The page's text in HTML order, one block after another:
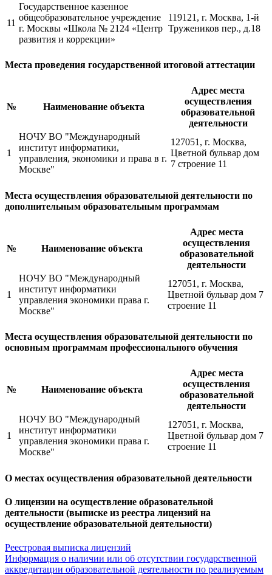
11
Государственное казенное
общеобразовательное учреждение
г. Москвы «Школа № 2124 «Центр
развития и коррекции»
119121, г. Москва, 1-й
Тружеников пер., д.18
Места проведения государственной итоговой аттестации
№ Наименование объекта
Адрес места
осуществления
образовательной
деятельности
1
НОЧУ ВО "Международный
институт информатики,
управления, экономики и права в г.
Москве"
127051, г. Москва,
Цветной бульвар дом
7 строение 11
Места осуществления образовательной деятельности по
дополнительным образовательным программам
№ Наименование объекта
Адрес места
осуществления
образовательной
деятельности
1
НОЧУ ВО "Международный
институт информатики
управления экономики права г.
Москве"
127051, г. Москва,
Цветной бульвар дом 7
строение 11
Места осуществления образовательной деятельности по
основным программам профессионального обучения
№ Наименование объекта
Адрес места
осуществления
образовательной
деятельности
1
НОЧУ ВО "Международный
институт информатики
управления экономики права г.
Москве"
127051, г. Москва,
Цветной бульвар дом 7
строение 11
О местах осуществления образовательной деятельности
О лицензии на осуществление образовательной
деятельности (выписке из реестра лицензий на
осуществление образовательной деятельности)
Реестровая выписка лицензий
Информация о наличии или об отсутствии государственной
аккредитации образовательной деятельности по реализуемым